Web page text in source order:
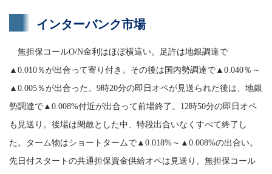
インターバンク市場
無担保コールO/N金利はほぼ横這い。足許は地銀調達で
▲0.010％が出合って寄り付き。その後は国内勢調達で▲0.040％～
▲0.005％が出合った。9時20分の即日オペが見送られた後は、地銀
勢調達で▲0.008%付近が出合って前場終了。12時50分の即日オペ
も見送り。後場は閑散とした中、特段出合いなくすべて終了し
た。ターム物はショートタームで▲0.018%～▲0.008%の出合い。
先日付スタートの共通担保資金供給オペは見送り。無担保コール